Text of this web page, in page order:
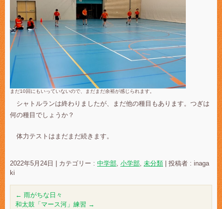
まだ10回にもいっていないので、まだまだ余裕が感じられます。
シャトルランは終わりましたが、まだ他の種目もあります。つぎは
何の種目でしょうか？
体力テストはまだまだ続きます。
2022年5月24日 カテゴリー : 中学部, 小学部, 未分類
投稿者 : inaga
ki
← 雨がちな日々
和太鼓「マース河」練習 →